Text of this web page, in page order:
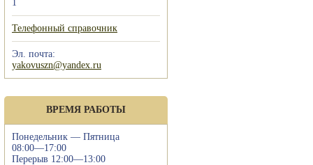
1
Телефонный справочник
Эл. почта:
yakovuszn@yandex.ru
ВРЕМЯ РАБОТЫ
Понедельник — Пятница
08:00—17:00
Перерыв 12:00—13:00